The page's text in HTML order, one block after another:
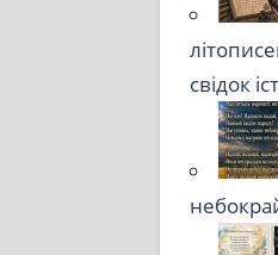
свідок